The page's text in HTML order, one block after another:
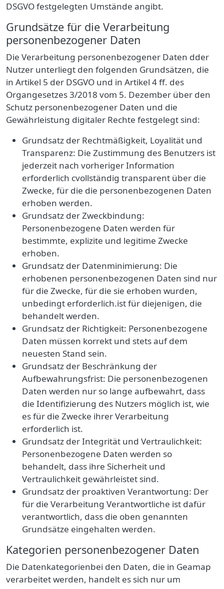
DSGVO festgelegten Umstände angibt.
Grundsätze für die Verarbeitung
personenbezogener Daten
Die Verarbeitung personenbezogener Daten dder
Nutzer unterliegt den folgenden Grundsätzen, die
in Artikel 5 der DSGVO und in Artikel 4 ff. des
Organgesetzes 3/2018 vom 5. Dezember über den
Schutz personenbezogener Daten und die
Gewährleistung digitaler Rechte festgelegt sind:
Grundsatz der Rechtmäßigkeit, Loyalität und
Transparenz: Die Zustimmung des Benutzers ist
jederzeit nach vorheriger Information
erforderlich cvollständig transparent über die
Zwecke, für die die personenbezogenen Daten
erhoben werden.
Grundsatz der Zweckbindung:
Personenbezogene Daten werden für
bestimmte, explizite und legitime Zwecke
erhoben.
Grundsatz der Datenminimierung: Die
erhobenen personenbezogenen Daten sind nur
für die Zwecke, für die sie erhoben wurden,
unbedingt erforderlich.ist für diejenigen, die
behandelt werden.
Grundsatz der Richtigkeit: Personenbezogene
Daten müssen korrekt und stets auf dem
neuesten Stand sein.
Grundsatz der Beschränkung der
Aufbewahrungsfrist: Die personenbezogenen
Daten werden nur so lange aufbewahrt, dass
die Identifizierung des Nutzers möglich ist, wie
es für die Zwecke ihrer Verarbeitung
erforderlich ist.
Grundsatz der Integrität und Vertraulichkeit:
Personenbezogene Daten werden so
behandelt, dass ihre Sicherheit und
Vertraulichkeit gewährleistet sind.
Grundsatz der proaktiven Verantwortung: Der
für die Verarbeitung Verantwortliche ist dafür
verantwortlich, dass die oben genannten
Grundsätze eingehalten werden.
Kategorien personenbezogener Daten
Die Datenkategorienbei den Daten, die in Geamap
verarbeitet werden, handelt es sich nur um